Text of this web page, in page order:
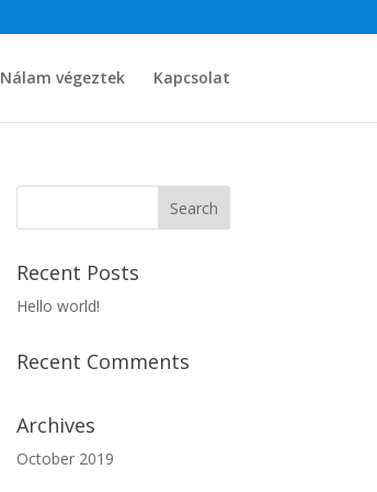
Nálam végeztek Kapcsolat
Recent Posts
Hello world!
Recent Comments
Archives
October 2019